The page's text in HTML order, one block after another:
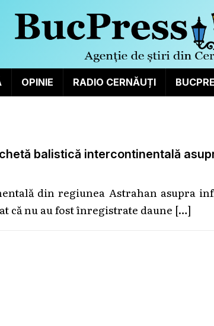
OPINIE RADIO CERNĂUȚI
balistică intercontinentală
din regiunea Astrahan asupra
că nu au fost înregistrate daune […]